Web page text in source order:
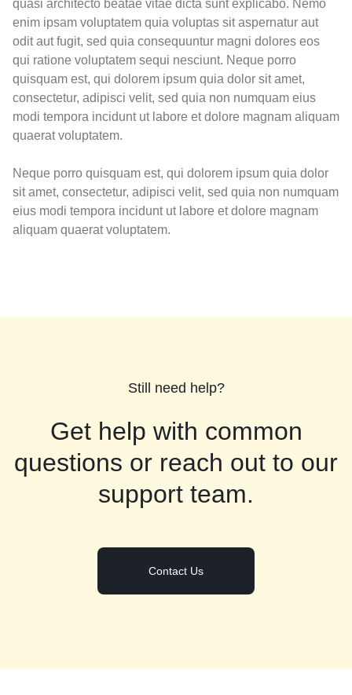
quasi architecto beatae vitae dicta sunt explicabo. Nemo
enim ipsam voluptatem quia voluptas sit aspernatur aut
odit aut fugit, sed quia consequuntur magni dolores eos
qui ratione voluptatem sequi nesciunt. Neque porro
quisquam est, qui dolorem ipsum quia dolor sit amet,
consectetur, adipisci velit, sed quia non numquam eius
modi tempora incidunt ut labore et dolore magnam aliquam
quaerat voluptatem.
Neque porro quisquam est, qui dolorem ipsum quia dolor
sit amet, consectetur, adipisci velit, sed quia non numquam
eius modi tempora incidunt ut labore et dolore magnam
aliquam quaerat voluptatem.
Still need help?
Get help with common
questions or reach out to our
support team.
Contact Us